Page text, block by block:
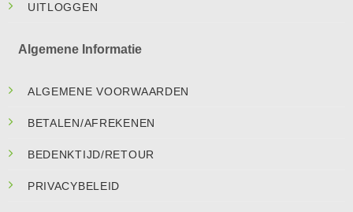
UITLOGGEN
Algemene Informatie
ALGEMENE VOORWAARDEN
BETALEN/AFREKENEN
BEDENKTIJD/RETOUR
PRIVACYBELEID